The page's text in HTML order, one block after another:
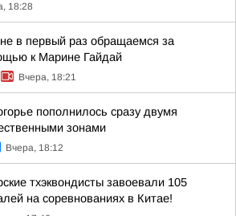
18:28
в первый раз обращаемся за
к Марине Гайдай
Вчера, 18:21
пополнилось сразу двумя
зонами
Вчера, 18:12
тхэквондисты завоевали 105
на соревнованиях в Китае!